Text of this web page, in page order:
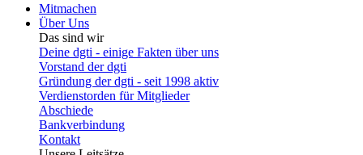
Mitmachen
Über Uns
Das sind wir
Deine dgti - einige Fakten über uns
Vorstand der dgti
Gründung der dgti - seit 1998 aktiv
Verdienstorden für Mitglieder
Abschiede
Bankverbindung
Kontakt